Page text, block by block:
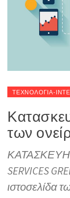
ΤΕΧΝΟΛΟΓΙΑ-
των
ΚΑΤΑΣΚΕΥΗ
SERVICES
ιστοσελίδα